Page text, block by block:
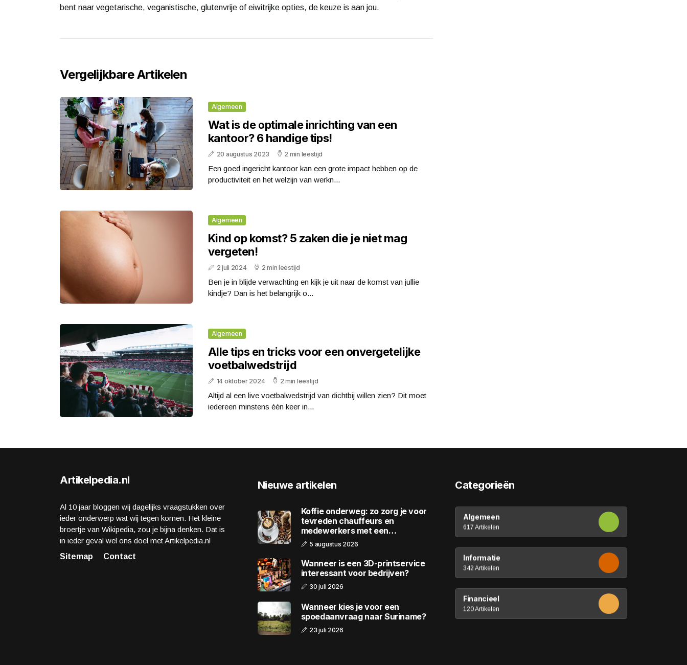
bent naar vegetarische, veganistische, glutenvrije of eiwitrijke opties, de keuze is aan jou.
Vergelijkbare Artikelen
Algemeen
Wat is de optimale inrichting van een
kantoor? 6 handige tips!
20 augustus 2023 2 min leestijd
Een goed ingericht kantoor kan een grote impact hebben op de
productiviteit en het welzijn van werkn...
Algemeen
Kind op komst? 5 zaken die je niet mag
vergeten!
2 juli 2024 2 min leestijd
Ben je in blijde verwachting en kijk je uit naar de komst van jullie
kindje? Dan is het belangrijk o...
Algemeen
Alle tips en tricks voor een onvergetelijke
voetbalwedstrijd
14 oktober 2024 2 min leestijd
Altijd al een live voetbalwedstrijd van dichtbij willen zien? Dit moet
iedereen minstens één keer in...
Artikelpedia.nl
Al 10 jaar bloggen wij dagelijks vraagstukken over
ieder onderwerp wat wij tegen komen. Het kleine
broertje van Wikipedia, zou je bijna denken. Dat is
in ieder geval wel ons doel met Artikelpedia.nl
Sitemap
Contact
Nieuwe artikelen
Koffie onderweg: zo zorg je voor
tevreden chauffeurs en
medewerkers met een
wagenpark
5 augustus 2026
Wanneer is een 3D-printservice
interessant voor bedrijven?
30 juli 2026
Wanneer kies je voor een
spoedaanvraag naar Suriname?
23 juli 2026
Categorieën
Algemeen
617 Artikelen
Informatie
342 Artikelen
Financieel
120 Artikelen